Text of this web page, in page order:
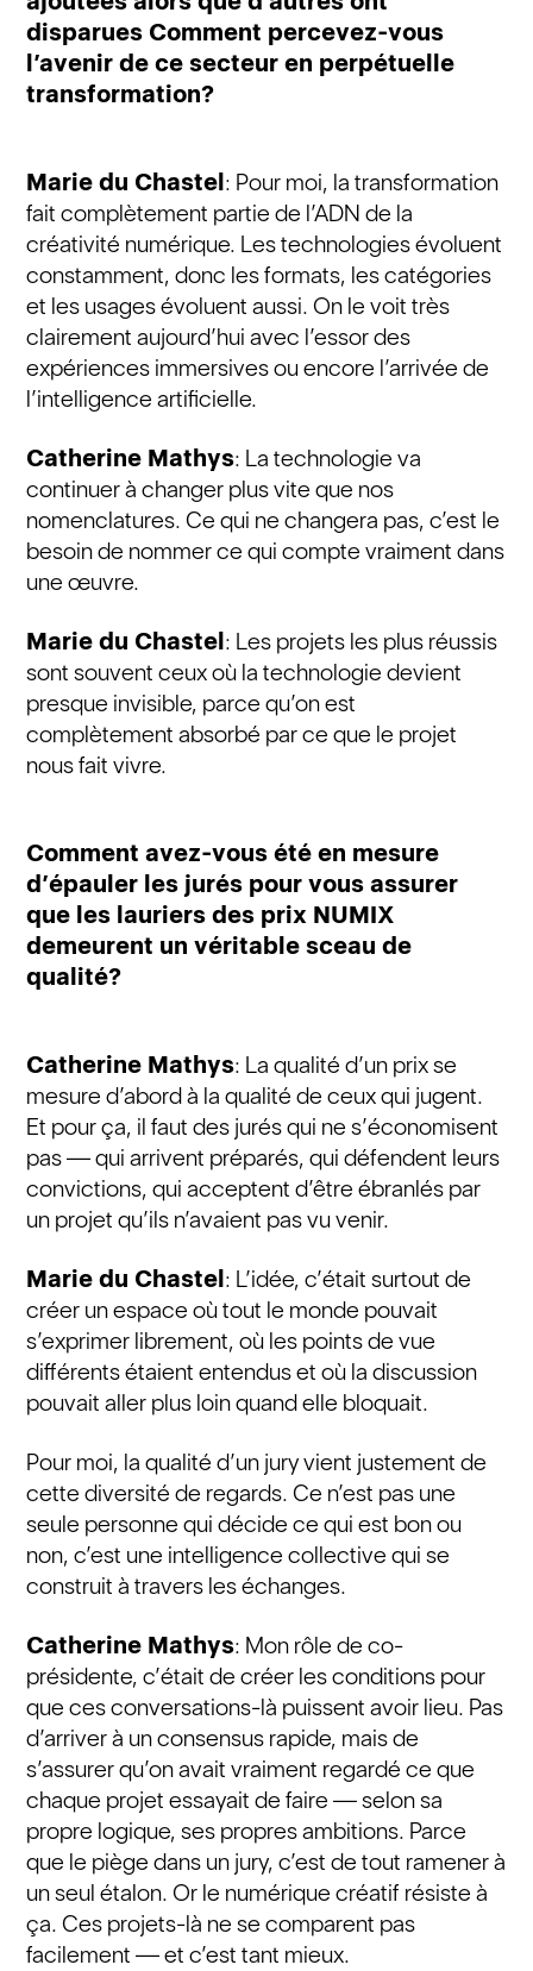
disparues Comment percevez-vous
l’avenir de ce secteur en perpétuelle
transformation?
Marie du Chastel: Pour moi, la transformation
fait complètement partie de l’ADN de la
créativité numérique. Les technologies évoluent
constamment, donc les formats, les catégories
et les usages évoluent aussi. On le voit très
clairement aujourd’hui avec l’essor des
expériences immersives ou encore l’arrivée de
l’intelligence artificielle.
Catherine Mathys: La technologie va
continuer à changer plus vite que nos
nomenclatures. Ce qui ne changera pas, c’est le
besoin de nommer ce qui compte vraiment dans
une œuvre.
Marie du Chastel: Les projets les plus réussis
sont souvent ceux où la technologie devient
presque invisible, parce qu’on est
complètement absorbé par ce que le projet
nous fait vivre.
Comment avez-vous été en mesure
d’épauler les jurés pour vous assurer
que les lauriers des prix NUMIX
demeurent un véritable sceau de
qualité?
Catherine Mathys: La qualité d’un prix se
mesure d’abord à la qualité de ceux qui jugent.
Et pour ça, il faut des jurés qui ne s’économisent
pas — qui arrivent préparés, qui défendent leurs
convictions, qui acceptent d’être ébranlés par
un projet qu’ils n’avaient pas vu venir.
Marie du Chastel: L’idée, c’était surtout de
créer un espace où tout le monde pouvait
s’exprimer librement, où les points de vue
différents étaient entendus et où la discussion
pouvait aller plus loin quand elle bloquait.
Pour moi, la qualité d’un jury vient justement de
cette diversité de regards. Ce n’est pas une
seule personne qui décide ce qui est bon ou
non, c’est une intelligence collective qui se
construit à travers les échanges.
Catherine Mathys: Mon rôle de co-
présidente, c’était de créer les conditions pour
que ces conversations-là puissent avoir lieu. Pas
d’arriver à un consensus rapide, mais de
s’assurer qu’on avait vraiment regardé ce que
chaque projet essayait de faire — selon sa
propre logique, ses propres ambitions. Parce
que le piège dans un jury, c’est de tout ramener à
un seul étalon. Or le numérique créatif résiste à
ça. Ces projets-là ne se comparent pas
facilement — et c’est tant mieux.